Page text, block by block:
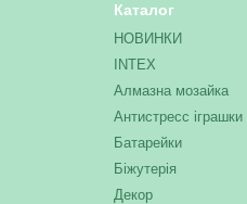
Каталог
НОВИНКИ
INTEX
Алмазна мозайка
Антистресс іграшки
Батарейки
Біжутерія
Декор